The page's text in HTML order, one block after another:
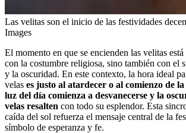
Las velitas son el inicio de las festividades
Images
El momento en que se encienden las velitas
con la costumbre religiosa, sino también con el
y la oscuridad. En este contexto, la hora ideal
velas es justo al atardecer o al comienzo de
luz del día comienza a desvanecerse y la
velas resalten con todo su esplendor. Esta
caída del sol refuerza el mensaje central de la
símbolo de esperanza y fe.